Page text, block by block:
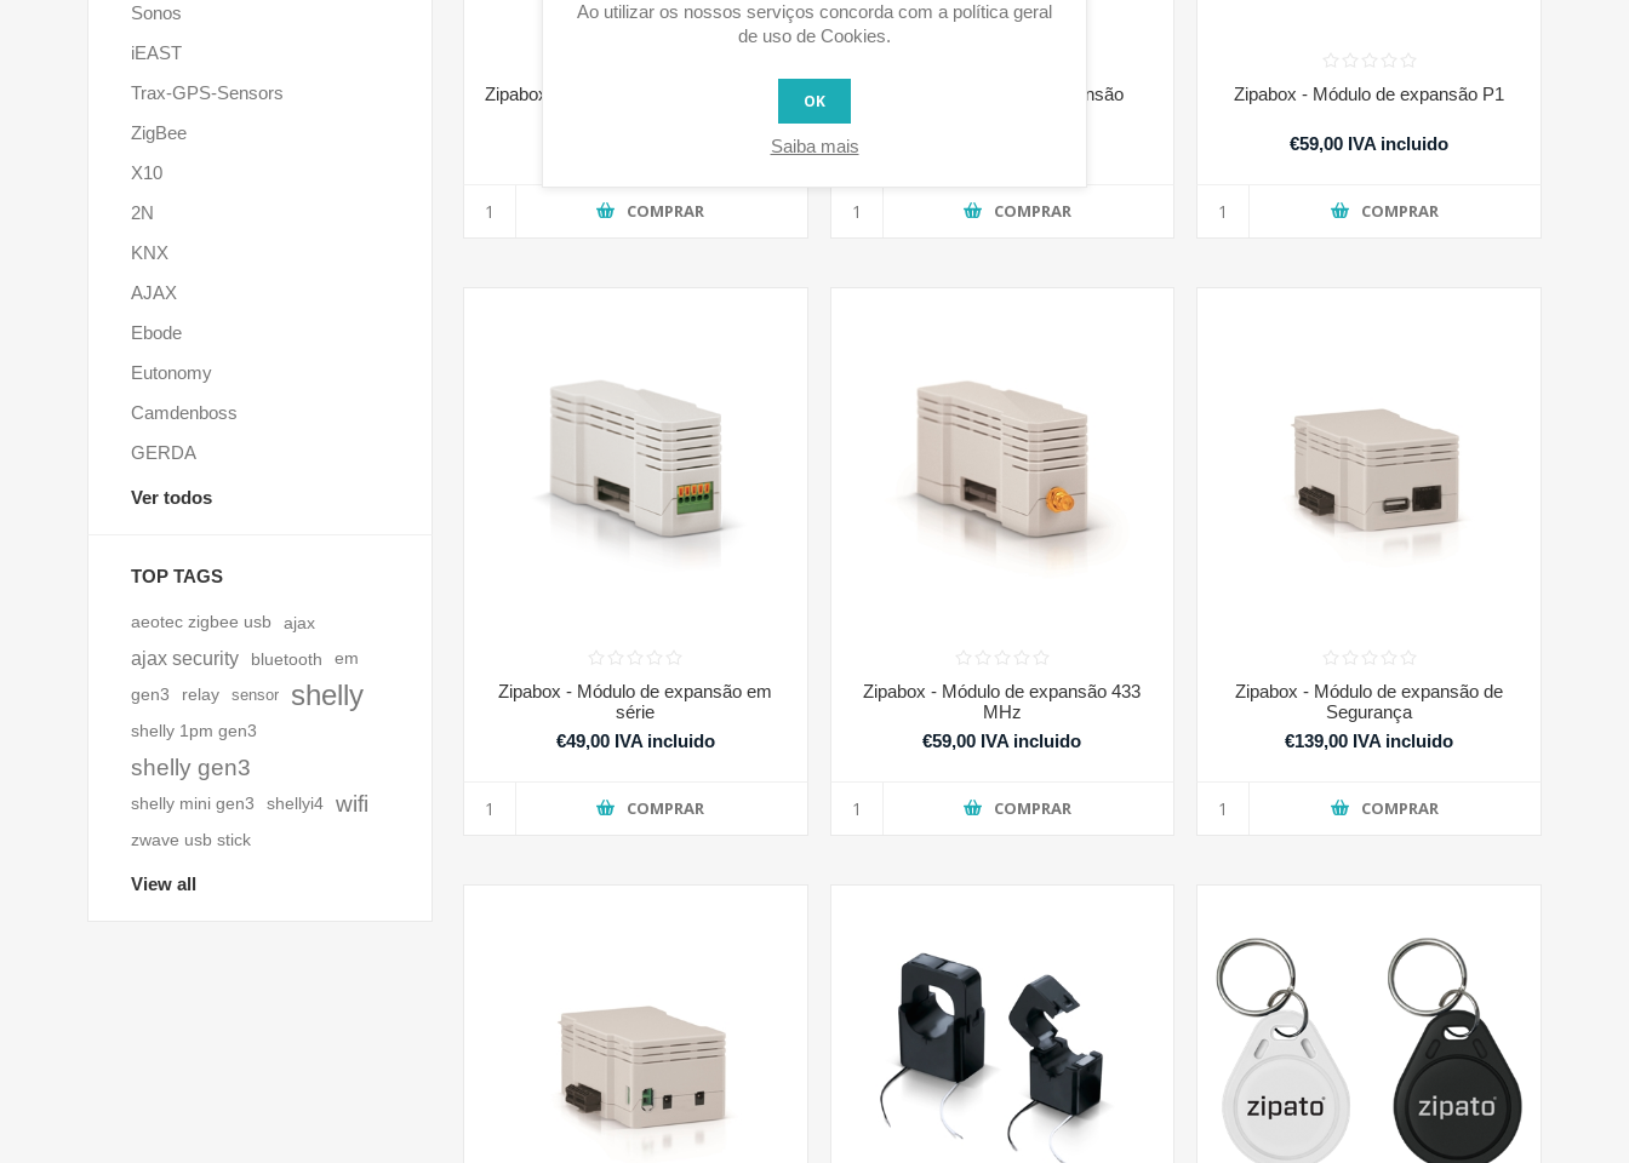
Zipabox - Módulo de expansão Zigbee
COMPRAR
Zipabox - Módulo de expansão
COMPRAR
Zipabox - Módulo de expansão P1
€59,00 IVA incluido
COMPRAR
Zipabox - Módulo de expansão em
série
€49,00 IVA incluido
COMPRAR
Zipabox - Módulo de expansão 433
MHz
€59,00 IVA incluido
COMPRAR
Zipabox - Módulo de expansão de
Segurança
€139,00 IVA incluido
COMPRAR
Sonos
iEAST
Trax-GPS-Sensors
ZigBee
X10
2N
KNX
AJAX
Ebode
Eutonomy
Camdenboss
GERDA
Ver todos
TOP TAGS
aeotec zigbee usb ajax
ajax security bluetooth
em
gen3
relay sensor shelly
shelly 1pm gen3
shelly gen3
shelly mini gen3 shellyi4 wifi
zwave usb stick
View all
Ao utilizar os nossos serviços concorda com a política geral
de uso de Cookies.
OK
Saiba mais